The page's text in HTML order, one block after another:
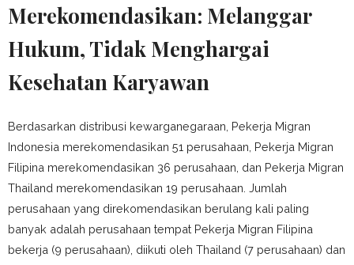
Merekomendasikan: Melanggar
Hukum, Tidak Menghargai
Kesehatan Karyawan
Berdasarkan distribusi kewarganegaraan, Pekerja Migran
Indonesia merekomendasikan 51 perusahaan, Pekerja Migran
Filipina merekomendasikan 36 perusahaan, dan Pekerja Migran
Thailand merekomendasikan 19 perusahaan. Jumlah
perusahaan yang direkomendasikan berulang kali paling
banyak adalah perusahaan tempat Pekerja Migran Filipina
bekerja (9 perusahaan), diikuti oleh Thailand (7 perusahaan) dan